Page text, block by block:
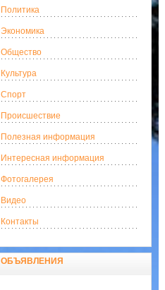
Политика
Экономика
Общество
Культура
Спорт
Происшествие
Полезная информация
Интересная информация
Фотогалерея
Видео
Контакты
ОБЪЯВЛЕНИЯ